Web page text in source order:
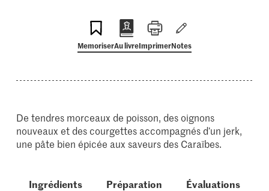
MemoriserAu livreImprimerNotes
De tendres morceaux de poisson, des oignons
nouveaux et des courgettes accompagnés d’un jerk,
une pâte bien épicée aux saveurs des Caraïbes.
Ingrédients Préparation Évaluations